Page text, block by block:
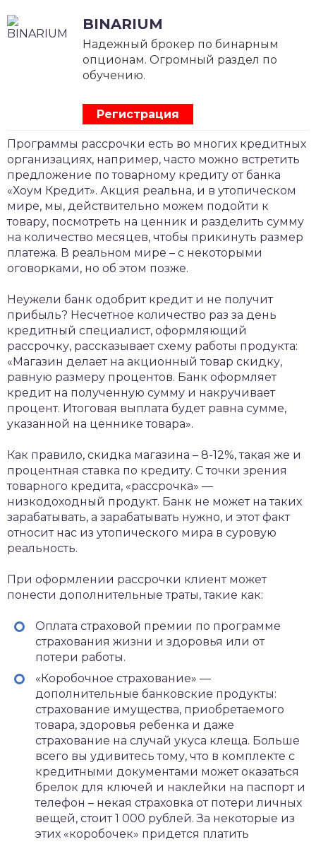
BINARIUM
Надежный брокер по бинарным
опционам. Огромный раздел по
обучению.
Регистрация
Программы рассрочки есть во многих кредитных
организациях, например, часто можно встретить
предложение по товарному кредиту от банка
«Хоум Кредит». Акция реальна, и в утопическом
мире, мы, действительно можем подойти к
товару, посмотреть на ценник и разделить сумму
на количество месяцев, чтобы прикинуть размер
платежа. В реальном мире – с некоторыми
оговорками, но об этом позже.
Неужели банк одобрит кредит и не получит
прибыль? Несчетное количество раз за день
кредитный специалист, оформляющий
рассрочку, рассказывает схему работы продукта:
«Магазин делает на акционный товар скидку,
равную размеру процентов. Банк оформляет
кредит на полученную сумму и накручивает
процент. Итоговая выплата будет равна сумме,
указанной на ценнике товара».
Как правило, скидка магазина – 8-12%, такая же и
процентная ставка по кредиту. С точки зрения
товарного кредита, «рассрочка» —
низкодоходный продукт. Банк не может на таких
зарабатывать, а зарабатывать нужно, и этот факт
относит нас из утопического мира в суровую
реальность.
При оформлении рассрочки клиент может
понести дополнительные траты, такие как:
Оплата страховой премии по программе
страхования жизни и здоровья или от
потери работы.
«Коробочное страхование» —
дополнительные банковские продукты:
страхование имущества, приобретаемого
товара, здоровья ребенка и даже
страхование на случай укуса клеща. Больше
всего вы удивитесь тому, что в комплекте с
кредитными документами может оказаться
брелок для ключей и наклейки на паспорт и
телефон – некая страховка от потери личных
вещей, стоит 1 000 рублей. За некоторые из
этих «коробочек» придется платить